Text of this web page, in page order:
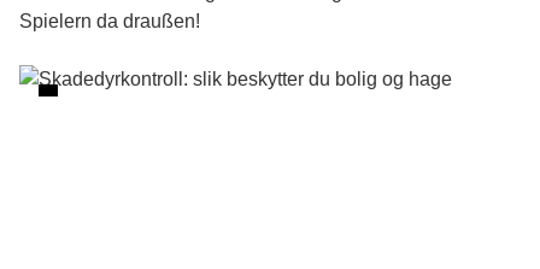
Spielern da draußen!